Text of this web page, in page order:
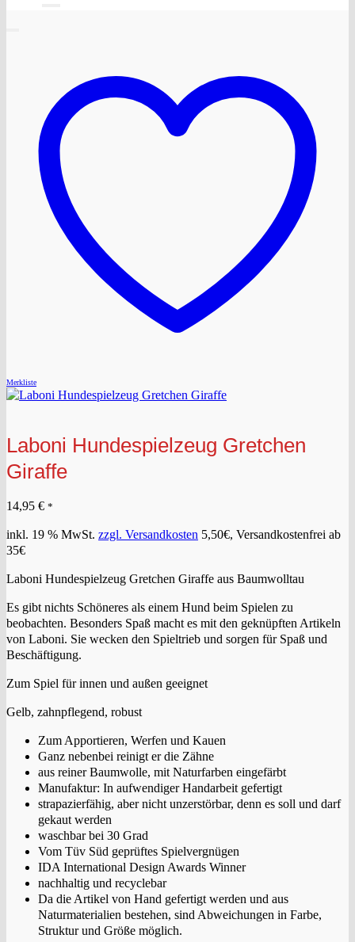
Merkliste
Laboni Hundespielzeug Gretchen
Giraffe
14,95 € *
inkl. 19 % MwSt. zzgl. Versandkosten 5,50€, Versandkostenfrei ab
35€
Laboni Hundespielzeug Gretchen Giraffe aus Baumwolltau
Es gibt nichts Schöneres als einem Hund beim Spielen zu
beobachten. Besonders Spaß macht es mit den geknüpften Artikeln
von Laboni. Sie wecken den Spieltrieb und sorgen für Spaß und
Beschäftigung.
Zum Spiel für innen und außen geeignet
Gelb, zahnpflegend, robust
Zum Apportieren, Werfen und Kauen
Ganz nebenbei reinigt er die Zähne
aus reiner Baumwolle, mit Naturfarben eingefärbt
Manufaktur: In aufwendiger Handarbeit gefertigt
strapazierfähig, aber nicht unzerstörbar, denn es soll und darf
gekaut werden
waschbar bei 30 Grad
Vom Tüv Süd geprüftes Spielvergnügen
IDA International Design Awards Winner
nachhaltig und recyclebar
Da die Artikel von Hand gefertigt werden und aus
Naturmaterialien bestehen, sind Abweichungen in Farbe,
Struktur und Größe möglich.